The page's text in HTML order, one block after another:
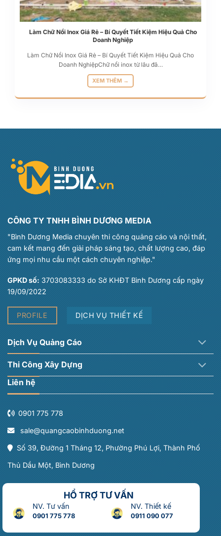
Làm Chữ Nổi Inox Giá Rẻ – Bí Quyết Tiết Kiệm Hiệu Quả Cho
Doanh Nghiệp
Làm Chữ Nổi Inox Giá Rẻ – Bí Quyết Tiết Kiệm Hiệu Quả Cho
Doanh NghiệpChữ nổi inox từ lâu đã…
XEM THÊM →
CÔNG TY TNHH BÌNH DƯƠNG MEDIA
"Bình Dương Media chuyên thi công quảng cáo và nội thất,
cam kết mang đến giải pháp sáng tạo, chất lượng cao, đáp
ứng mọi nhu cầu một cách chuyên nghiệp."
GPKD số: 3703083333 do Sở KHĐT Bình Dương cấp ngày
19/09/2022
PROFILE DỊCH VỤ THIẾT KẾ
Dịch Vụ Quảng Cáo
Thi Công Xây Dựng
Liên hệ
0901 775 778
sale@quangcaobinhduong.net
Số 39, Đường 1 Tháng 12, Phường Phú Lợi, Thành Phố
Thủ Dầu Một, Bình Dương
HỔ TRỢ TƯ VẤN
NV. Tư vấn
0901 775 778
NV. Thiết kế
0911 090 077